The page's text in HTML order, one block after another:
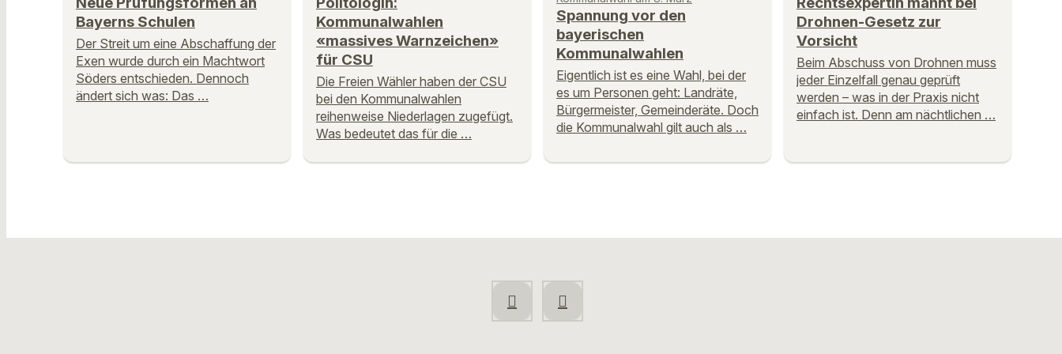
Bayerns Schulen
Der Streit um eine Abschaffung der
Exen wurde durch ein Machtwort
Söders entschieden. Dennoch
ändert sich was: Das …
Kommunalwahlen
«massives Warnzeichen»
für CSU
Die Freien Wähler haben der CSU
bei den Kommunalwahlen
reihenweise Niederlagen zugefügt.
Was bedeutet das für die …
Spannung vor den
bayerischen
Kommunalwahlen
Eigentlich ist es eine Wahl, bei der
es um Personen geht: Landräte,
Bürgermeister, Gemeinderäte. Doch
die Kommunalwahl gilt auch als …
Drohnen-Gesetz zur
Vorsicht
Beim Abschuss von Drohnen muss
jeder Einzelfall genau geprüft
werden – was in der Praxis nicht
einfach ist. Denn am nächtlichen …